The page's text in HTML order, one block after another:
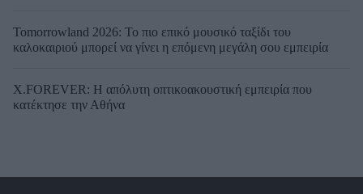
Tomorrowland 2026: Το πιο επικό μουσικό ταξίδι του
καλοκαιριού μπορεί να γίνει η επόμενη μεγάλη σου εμπειρία
X.FOREVER: Η απόλυτη οπτικοακουστική εμπειρία που
κατέκτησε την Αθήνα